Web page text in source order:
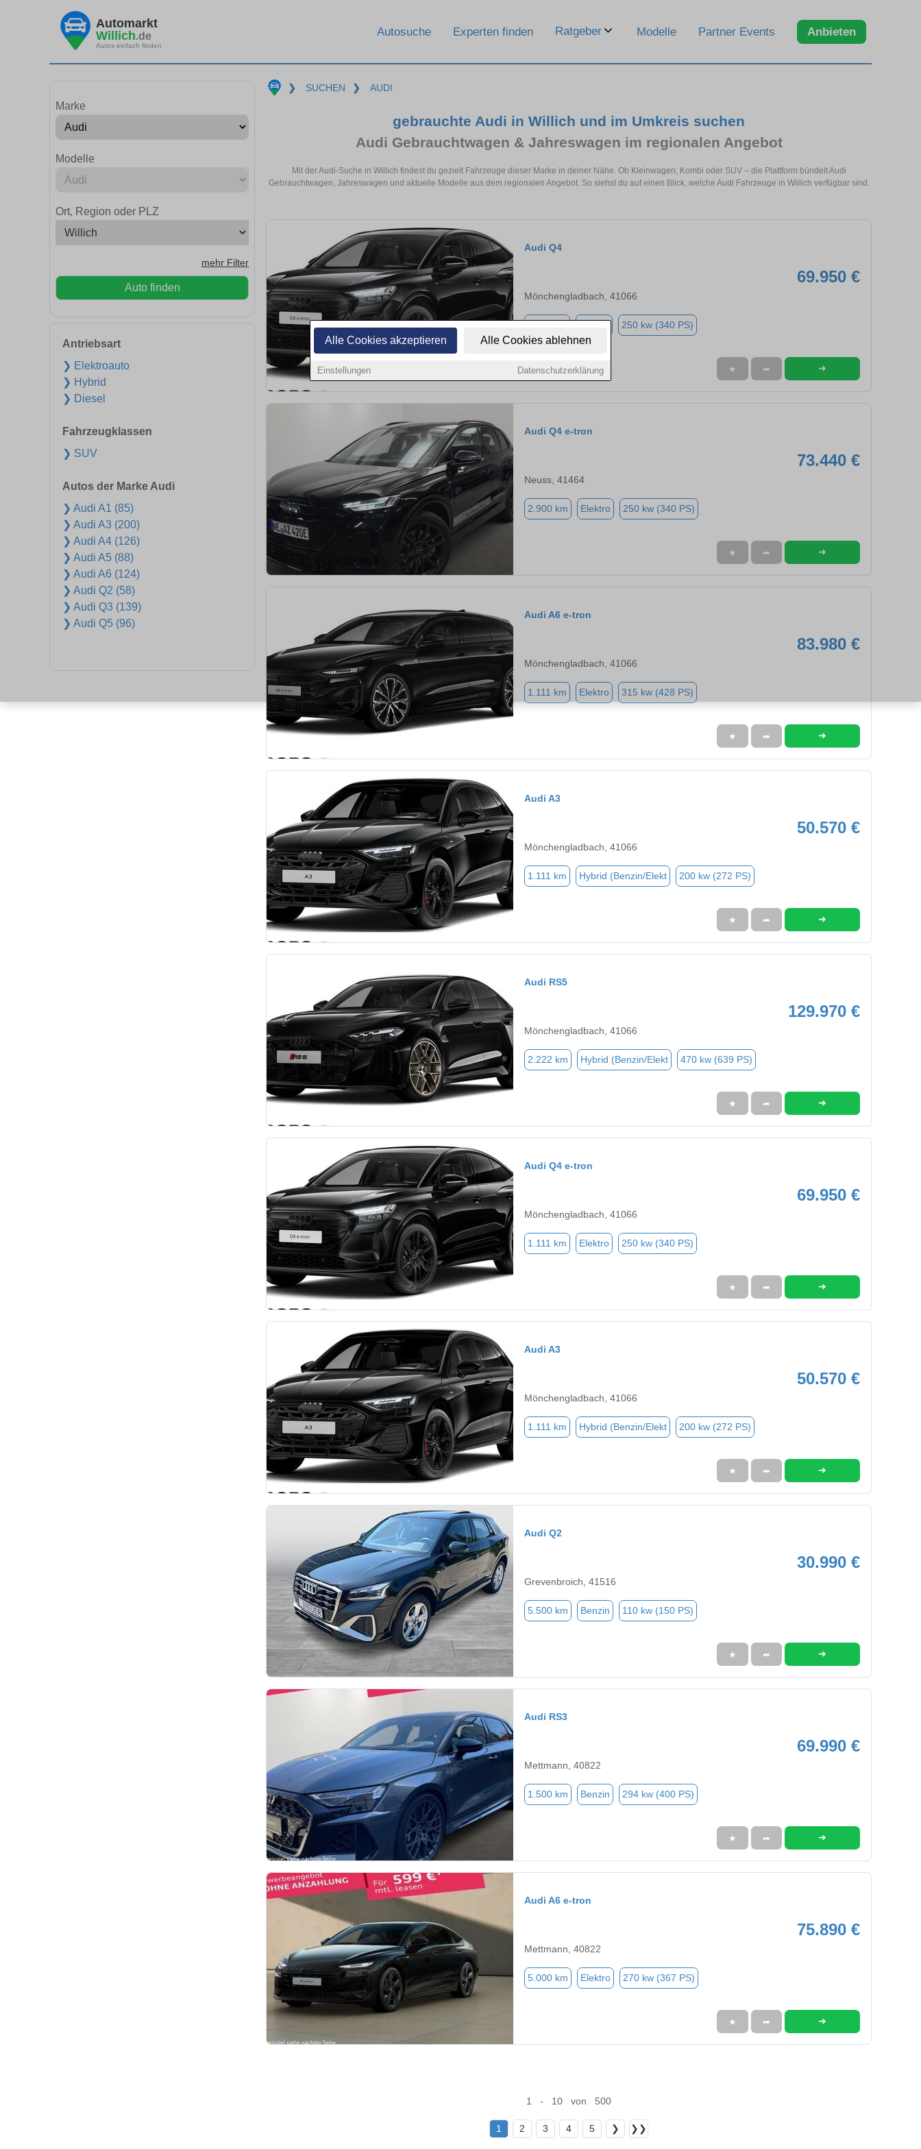
Alle Cookies akzeptieren Alle Cookies ablehnen
Einstellungen Datenschutzerklärung
Automarkt
Willich.de
Autos einfach finden
Autosuche Experten finden Ratgeber Modelle Partner Events Anbieten
Marke
Modelle
Ort, Region oder PLZ
mehr Filter
Auto finden
Antriebsart
❯ Elektroauto
❯ Hybrid
❯ Diesel
Fahrzeugklassen
❯ SUV
Autos der Marke Audi
❯ Audi A1 (85)
❯ Audi A3 (200)
❯ Audi A4 (126)
❯ Audi A5 (88)
❯ Audi A6 (124)
❯ Audi Q2 (58)
❯ Audi Q3 (139)
❯ Audi Q5 (96)
❯ SUCHEN ❯ AUDI
gebrauchte Audi in Willich und im Umkreis suchen
Audi Gebrauchtwagen & Jahreswagen im regionalen Angebot
Mit der Audi-Suche in Willich findest du gezielt Fahrzeuge dieser Marke in deiner Nähe. Ob Kleinwagen, Kombi oder SUV – die Plattform bündelt Audi
Gebrauchtwagen, Jahreswagen und aktuelle Modelle aus dem regionalen Angebot. So siehst du auf einen Blick, welche Audi Fahrzeuge in Willich verfügbar sind.
Audi Q4
69.950 €
Mönchengladbach, 41066
250 kw (340 PS)
★ ➦ ➜
Audi Q4 e-tron
73.440 €
Neuss, 41464
2.900 km Elektro 250 kw (340 PS)
★ ➦ ➜
Audi A6 e-tron
83.980 €
Mönchengladbach, 41066
1.111 km Elektro 315 kw (428 PS)
★ ➦ ➜
Audi A3
50.570 €
Mönchengladbach, 41066
1.111 km Hybrid (Benzin/Elekt 200 kw (272 PS)
★ ➦ ➜
Audi RS5
129.970 €
Mönchengladbach, 41066
2.222 km Hybrid (Benzin/Elekt 470 kw (639 PS)
★ ➦ ➜
Audi Q4 e-tron
69.950 €
Mönchengladbach, 41066
1.111 km Elektro 250 kw (340 PS)
★ ➦ ➜
Audi A3
50.570 €
Mönchengladbach, 41066
1.111 km Hybrid (Benzin/Elekt 200 kw (272 PS)
★ ➦ ➜
Audi Q2
30.990 €
Grevenbroich, 41516
5.500 km Benzin 110 kw (150 PS)
★ ➦ ➜
Audi RS3
69.990 €
Mettmann, 40822
1.500 km Benzin 294 kw (400 PS)
★ ➦ ➜
Audi A6 e-tron
75.890 €
Mettmann, 40822
5.000 km Elektro 270 kw (367 PS)
★ ➦ ➜
1 - 10 von 500
1 2 3 4 5 ❯ ❯❯